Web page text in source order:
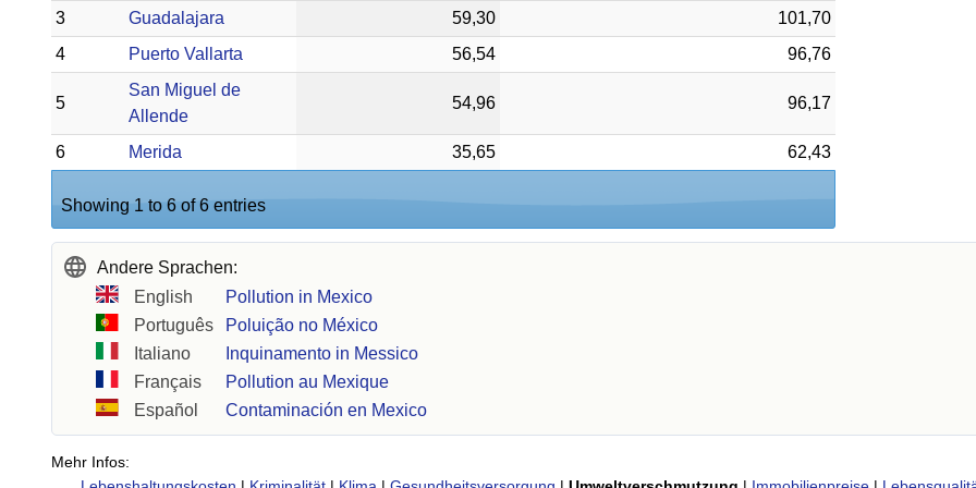
3
Guadalajara 59,30
101,70
4
Puerto Vallarta 56,54 96,76
5
San Miguel de
Allende
54,96 96,17
6 Merida 35,65 62,43
Showing 1 to 6 of 6 entries
Andere Sprachen:
English
Pollution in Mexico
Português
Poluição no México
Italiano
Inquinamento in Messico
Français
Pollution au Mexique
Español
Contaminación en Mexico
Mehr Infos: